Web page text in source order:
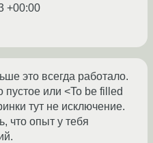
+00:00
это всегда работало.
или <To be filled
тут не исключение.
что опыт у тебя